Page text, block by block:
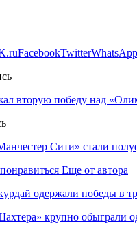
FacebookTwitterWhatsApp
вторую победу над
Сити» стали
Еще от автора
одержали победы в
крупно обыграли